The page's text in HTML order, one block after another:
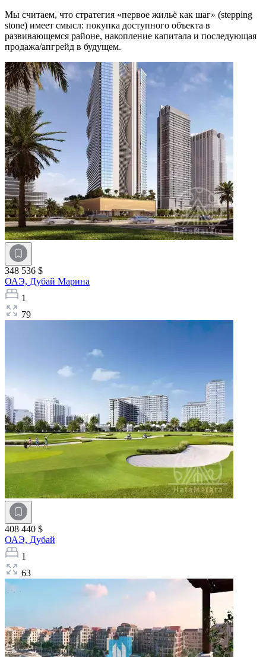
Мы считаем, что стратегия «первое жильё как шаг» (stepping
stone) имеет смысл: покупка доступного объекта в
развивающемся районе, накопление капитала и последующая
продажа/апгрейд в будущем.
348 536 $
ОАЭ, Дубай Марина
1
79
408 440 $
ОАЭ, Дубай
1
63